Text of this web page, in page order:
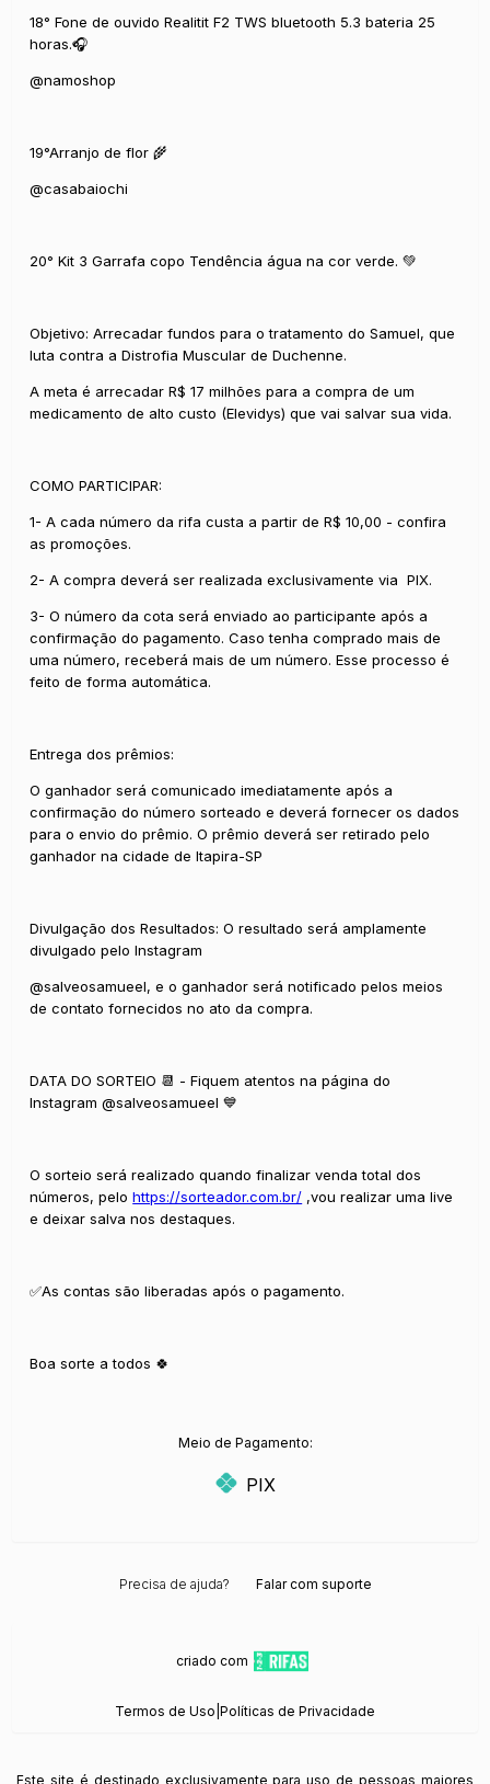
18° Fone de ouvido Realitit F2 TWS bluetooth 5.3 bateria 25
horas.🎧
@namoshop
19°Arranjo de flor 🌾
@casabaiochi
20° Kit 3 Garrafa copo Tendência água na cor verde. 💚
Objetivo: Arrecadar fundos para o tratamento do Samuel, que
luta contra a Distrofia Muscular de Duchenne.
A meta é arrecadar R$ 17 milhões para a compra de um
medicamento de alto custo (Elevidys) que vai salvar sua vida.
COMO PARTICIPAR:
1- A cada número da rifa custa a partir de R$ 10,00 - confira
as promoções.
2- A compra deverá ser realizada exclusivamente via PIX.
3- O número da cota será enviado ao participante após a
confirmação do pagamento. Caso tenha comprado mais de
uma número, receberá mais de um número. Esse processo é
feito de forma automática.
Entrega dos prêmios:
O ganhador será comunicado imediatamente após a
confirmação do número sorteado e deverá fornecer os dados
para o envio do prêmio. O prêmio deverá ser retirado pelo
ganhador na cidade de Itapira-SP
Divulgação dos Resultados: O resultado será amplamente
divulgado pelo Instagram
@salveosamueel, e o ganhador será notificado pelos meios
de contato fornecidos no ato da compra.
DATA DO SORTEIO 📆 - Fiquem atentos na página do
Instagram @salveosamueel 💙
O sorteio será realizado quando finalizar venda total dos
números, pelohttps://sorteador.com.br/ ,vou realizar uma live
e deixar salva nos destaques.
✅As contas são liberadas após o pagamento.
Boa sorte a todos 🍀
Meio de Pagamento:
PIX
Precisa de ajuda? Falar com suporte
criado com
Termos de Uso Políticas de Privacidade
Este site é destinado exclusivamente para uso de pessoas maiores